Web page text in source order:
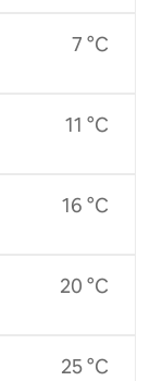
7 °C
11 °C
16 °C
20 °C
25 °C